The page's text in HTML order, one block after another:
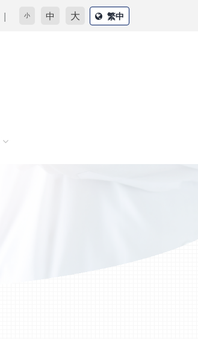
小 中 大 繁中